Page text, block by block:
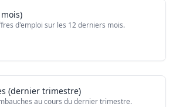
d'emploi sur les 12 derniers mois.
(dernier trimestre)
au cours du dernier trimestre.